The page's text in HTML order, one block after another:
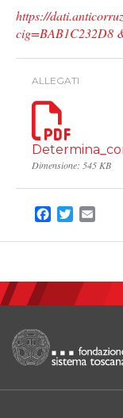
https://
cig=BAB1C232D8
ALLEGATI
Dimensione: 545 KB
Facebook
Twitter